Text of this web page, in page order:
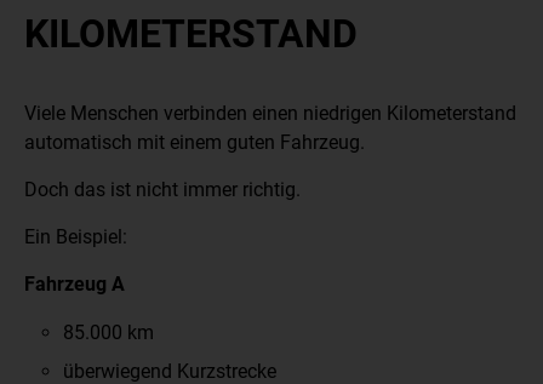
KILOMETERSTAND
Viele Menschen verbinden einen niedrigen Kilometerstand
automatisch mit einem guten Fahrzeug.
Doch das ist nicht immer richtig.
Ein Beispiel:
Fahrzeug A
85.000 km
überwiegend Kurzstrecke